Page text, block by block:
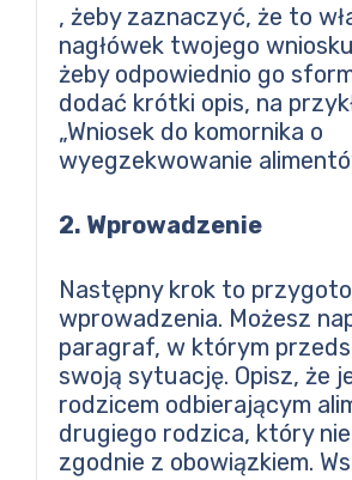
, żeby zaznaczyć, że to
nagłówek twojego
żeby odpowiednio go
dodać krótki opis, na
„Wniosek do komornika o
wyegzekwowanie
2. Wprowadzenie
Następny krok to
wprowadzenia. Możesz
paragraf, w którym
swoją sytuację. Opisz, że
rodzicem odbierającym
drugiego rodzica, który nie
zgodnie z obowiązkiem.